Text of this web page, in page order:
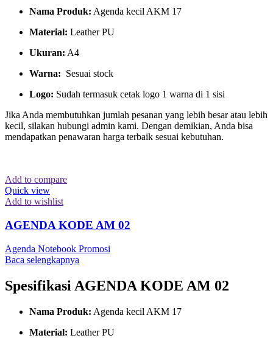
Nama Produk: Agenda kecil AKM 17
Material: Leather PU
Ukuran: A4
Warna: Sesuai stock
Logo: Sudah termasuk cetak logo 1 warna di 1 sisi
Jika Anda membutuhkan jumlah pesanan yang lebih besar atau lebih
kecil, silakan hubungi admin kami. Dengan demikian, Anda bisa
mendapatkan penawaran harga terbaik sesuai kebutuhan.
Add to compare
Quick view
Add to wishlist
AGENDA KODE AM 02
Agenda Notebook Promosi
Baca selengkapnya
Spesifikasi AGENDA KODE AM 02
Nama Produk: Agenda kecil AKM 17
Material: Leather PU